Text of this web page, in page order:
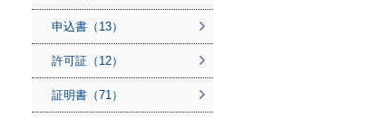
申込書（13）
許可証（12）
証明書（71）